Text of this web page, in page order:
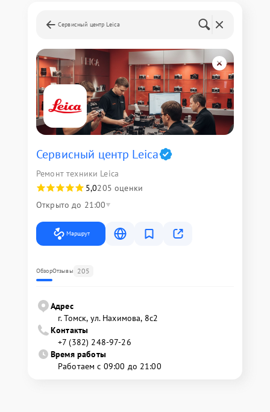
Сервисный центр Leica
Сервисный центр Leica
Ремонт техники Leica
5,0205 оценки
Открыто до 21:00
Маршрут
ОбзорОтзывы 205
Адрес
г. Томск, ул. Нахимова, 8с2
Контакты
+7 (382) 248-97-26
Время работы
Работаем с 09:00 до 21:00